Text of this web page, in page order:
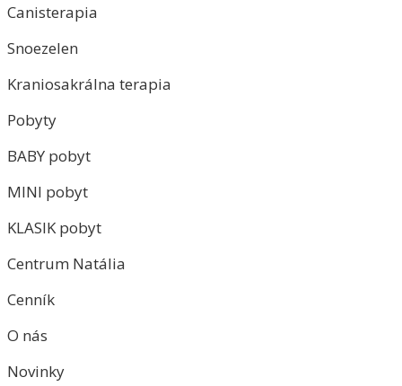
Canisterapia
Snoezelen
Kraniosakrálna terapia
Pobyty
BABY pobyt
MINI pobyt
KLASIK pobyt
Centrum Natália
Cenník
O nás
Novinky